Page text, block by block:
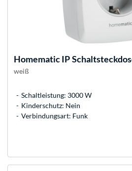
Homematic IP
weiß
Schaltleistung: 3000 W
Kinderschutz: Nein
Verbindungsart: Funk